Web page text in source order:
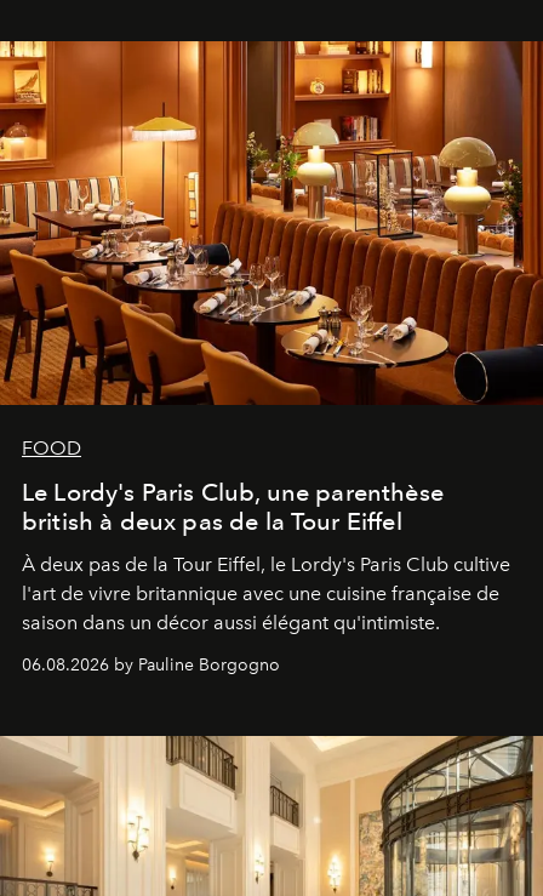
FOOD
Le Lordy's Paris Club, une parenthèse
british à deux pas de la Tour Eiffel
À deux pas de la Tour Eiffel, le Lordy's Paris Club cultive
l'art de vivre britannique avec une cuisine française de
saison dans un décor aussi élégant qu'intimiste.
06.08.2026 by Pauline Borgogno